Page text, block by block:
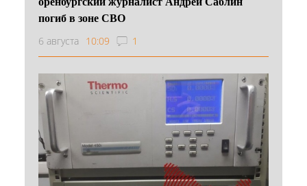
погиб в зоне СВО
6 августа 10:09 1